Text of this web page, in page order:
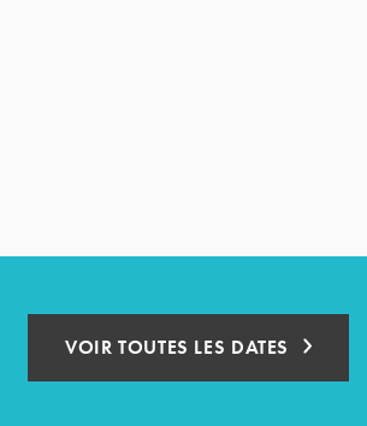
VOIR TOUTES LES DATES